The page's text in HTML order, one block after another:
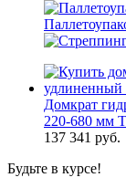
Домкрат
220-680 мм
137 341 руб.
Будьте в курсе!